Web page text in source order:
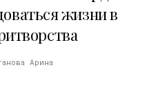
жизни в
Арина